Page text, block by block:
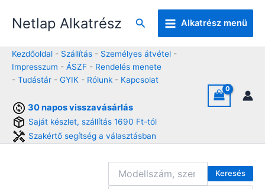
Netlap Alkatrész Keresés Alkatrész menü
Kezdőoldal - Szállítás - Személyes átvétel -
Impresszum - ÁSZF - Rendelés menete
- Tudástár - GYIK - Rólunk - Kapcsolat
30 napos visszavásárlás
Saját készlet, szállítás 1690 Ft-tól
Szakértő segítség a választásban
Keresés